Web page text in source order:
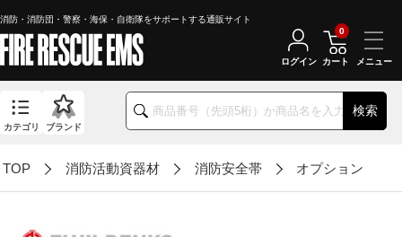
消防・消防団・警察・海保・自衛隊をサポートする通販サイト
検索
カテゴリ ブランド
ログイン カート
0
TOP 消防活動資器材 消防安全帯 オプション